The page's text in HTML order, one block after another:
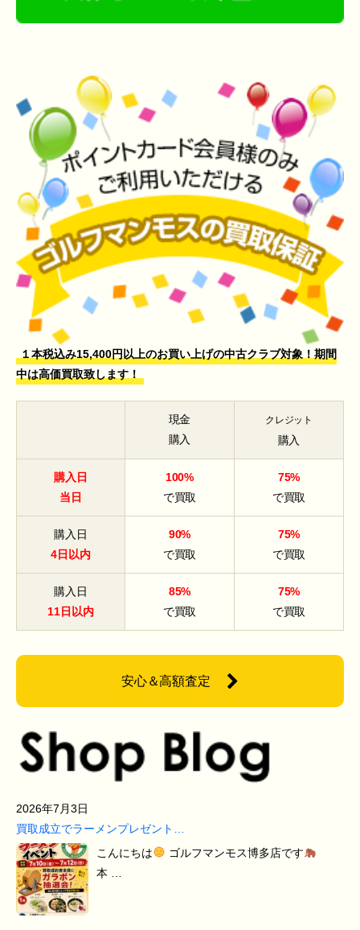
１本税込み15,400円以上のお買い上げの中古クラブ対象！期間
中は高価買取致します！
現金
購入
クレジット
購入
購入日
当日
100%
で買取
75%
で買取
購入日
4日以内
90%
で買取
75%
で買取
購入日
11日以内
85%
で買取
75%
で買取
安心＆高額査定
2026年7月3日
買取成立でラーメンプレゼント…
こんにちは
ゴルフマンモス博多店です
本 …